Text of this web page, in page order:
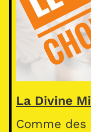
La Divine
Comme